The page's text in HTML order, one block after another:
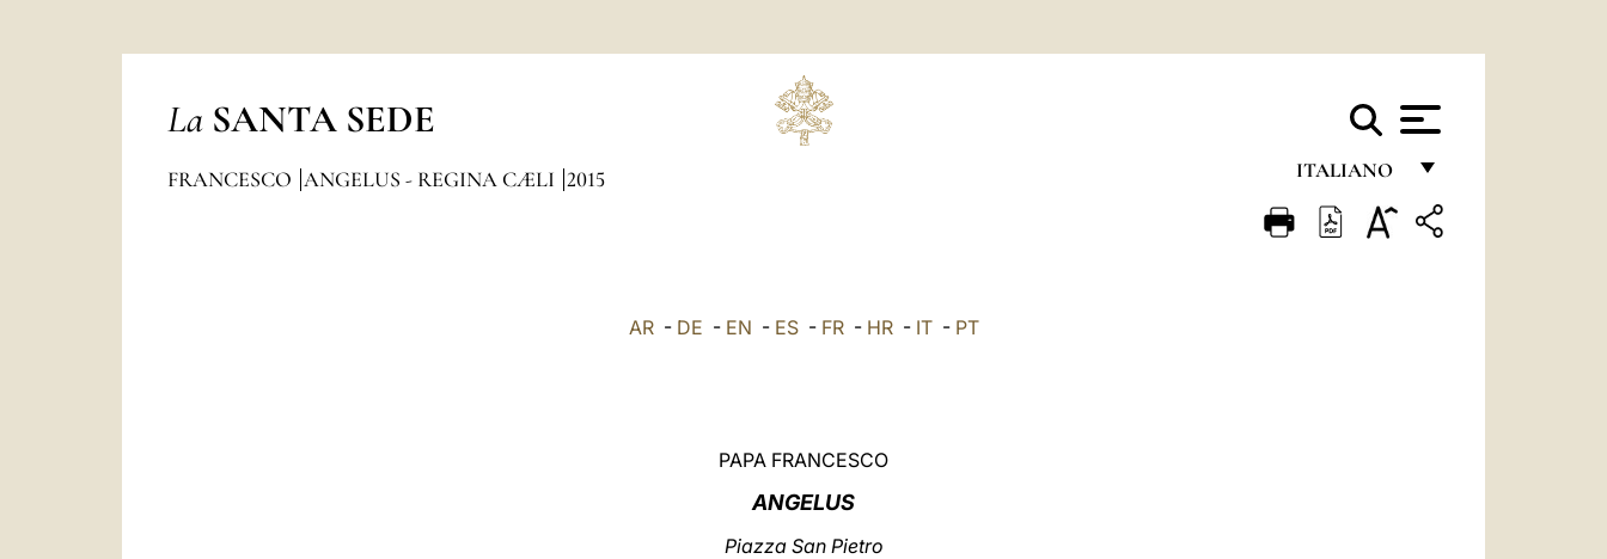
La SANTA SEDE
ITALIANO
FRANÇAIS
FRANCESCO ANGELUS - REGINA CÆLI 2015
AR- DE - EN - ES- FR- HR- IT- PT
PAPA FRANCESCO
ANGELUS
Piazza San Pietro